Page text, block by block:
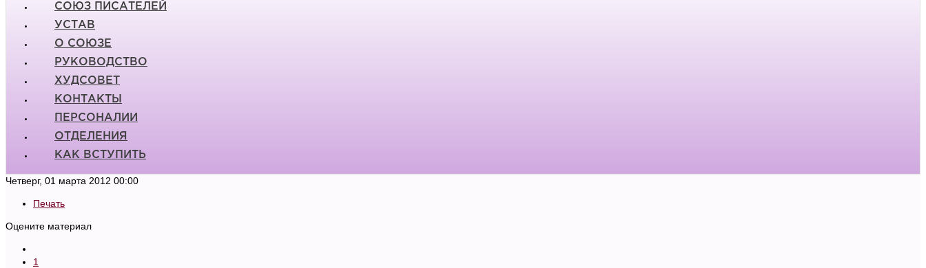
СОЮЗ ПИСАТЕЛЕЙ
УСТАВ
О СОЮЗЕ
РУКОВОДСТВО
ХУДСОВЕТ
КОНТАКТЫ
ПЕРСОНАЛИИ
ОТДЕЛЕНИЯ
КАК ВСТУПИТЬ
Четверг, 01 марта 2012 00:00
Печать
Оцените материал
1